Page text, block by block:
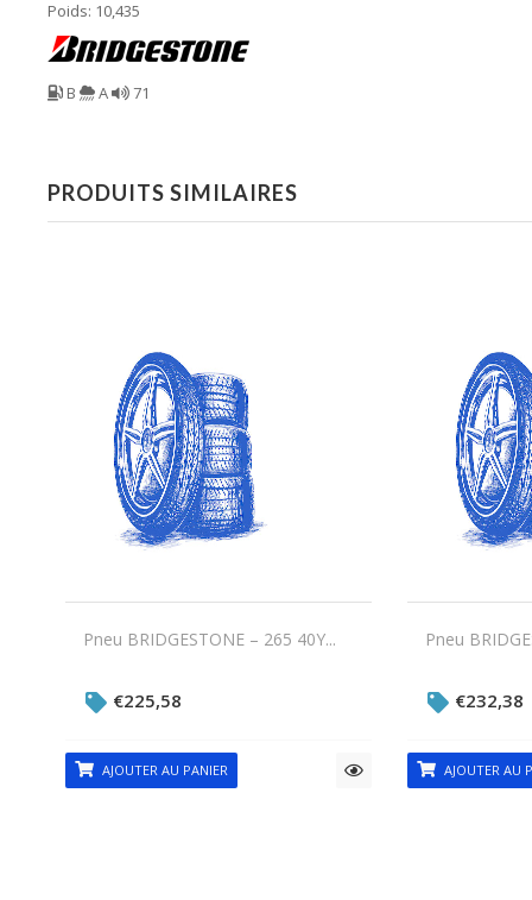
Poids: 10,435
B A 71
PRODUITS SIMILAIRES
Pneu BRIDGESTONE – 265 40Y...
€225,58
AJOUTER AU PANIER
Pneu
€232,38
AJOUTER AU